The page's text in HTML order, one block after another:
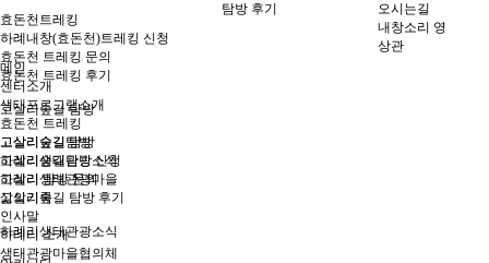
효돈천트레킹
하례내창(효돈천)트레킹 신청
효돈천 트레킹 문의
효돈천 트레킹 후기
고살리숲길 탐방
고살리숲길탐방
고살리숲길탐방 신청
고살리 탐방 문의
고살리숲길 탐방 후기
하례리생태관광소식
탐방 후기
오시는길
내창소리 영
상관
메인
센터소개
생태프로그램소개
효돈천 트레킹
고살리숲길 탐방
하례리생태관광소식
하례리생태관광마을
삶의기록
인사말
하례리 소개
생태관광마을협의체